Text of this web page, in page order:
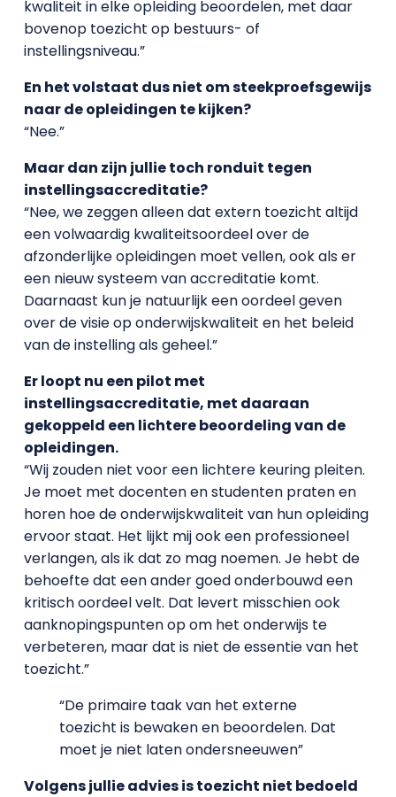
kwaliteit in elke opleiding beoordelen, met daar
bovenop toezicht op bestuurs- of
instellingsniveau.”
En het volstaat dus niet om steekproefsgewijs
naar de opleidingen te kijken?
“Nee.”
Maar dan zijn jullie toch ronduit tegen
instellingsaccreditatie?
“Nee, we zeggen alleen dat extern toezicht altijd
een volwaardig kwaliteitsoordeel over de
afzonderlijke opleidingen moet vellen, ook als er
een nieuw systeem van accreditatie komt.
Daarnaast kun je natuurlijk een oordeel geven
over de visie op onderwijskwaliteit en het beleid
van de instelling als geheel.”
Er loopt nu een pilot met
instellingsaccreditatie, met daaraan
gekoppeld een lichtere beoordeling van de
opleidingen.
“Wij zouden niet voor een lichtere keuring pleiten.
Je moet met docenten en studenten praten en
horen hoe de onderwijskwaliteit van hun opleiding
ervoor staat. Het lijkt mij ook een professioneel
verlangen, als ik dat zo mag noemen. Je hebt de
behoefte dat een ander goed onderbouwd een
kritisch oordeel velt. Dat levert misschien ook
aanknopingspunten op om het onderwijs te
verbeteren, maar dat is niet de essentie van het
toezicht.”
“De primaire taak van het externe
toezicht is bewaken en beoordelen. Dat
moet je niet laten ondersneeuwen”
Volgens jullie advies is toezicht niet bedoeld